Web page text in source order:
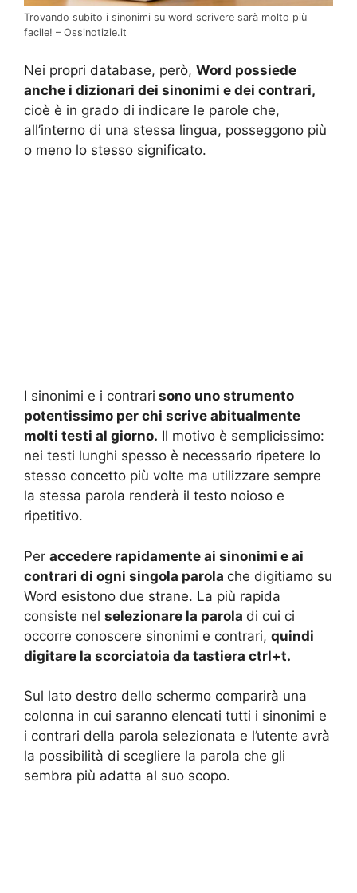
Trovando subito i sinonimi su word scrivere sarà molto più
facile! – Ossinotizie.it
Nei propri database, però, Word possiede
anche i dizionari dei sinonimi e dei contrari,
cioè è in grado di indicare le parole che,
all’interno di una stessa lingua, posseggono più
o meno lo stesso significato.
I sinonimi e i contrari sono uno strumento
potentissimo per chi scrive abitualmente
molti testi al giorno. Il motivo è semplicissimo:
nei testi lunghi spesso è necessario ripetere lo
stesso concetto più volte ma utilizzare sempre
la stessa parola renderà il testo noioso e
ripetitivo.
Per accedere rapidamente ai sinonimi e ai
contrari di ogni singola parola che digitiamo su
Word esistono due strane. La più rapida
consiste nel selezionare la parola di cui ci
occorre conoscere sinonimi e contrari, quindi
digitare la scorciatoia da tastiera ctrl+t.
Sul lato destro dello schermo comparirà una
colonna in cui saranno elencati tutti i sinonimi e
i contrari della parola selezionata e l’utente avrà
la possibilità di scegliere la parola che gli
sembra più adatta al suo scopo.